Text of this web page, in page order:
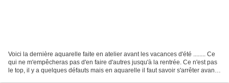
Voici la dernière aquarelle faite en atelier avant les vacances d'été ........ Ce
qui ne m'empêcheras pas d'en faire d'autres jusqu'à la rentrée. Ce n'est pas
le top, il y a quelques défauts mais en aquarelle il faut savoir s'arrêter avant